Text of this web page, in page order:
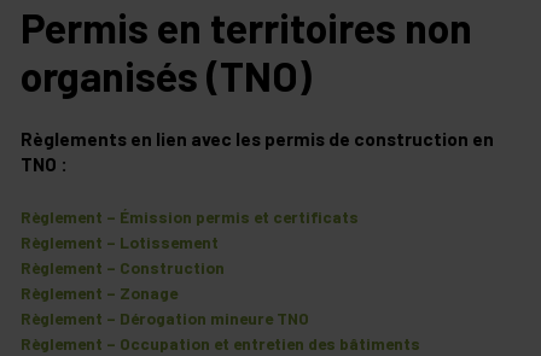
Permis en territoires non
organisés (TNO)
Règlements en lien avec les permis de construction en
TNO :
Règlement – Émission permis et certificats
Règlement – Lotissement
Règlement – Construction
Règlement – Zonage
Règlement – Dérogation mineure TNO
Règlement – Occupation et entretien des bâtiments